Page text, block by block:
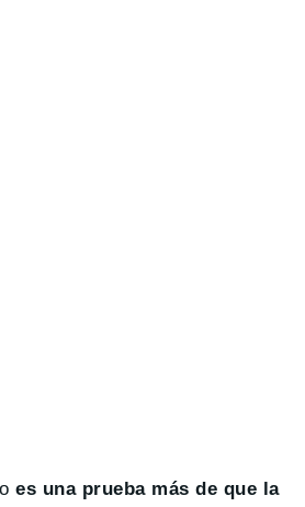
es una prueba más de que la